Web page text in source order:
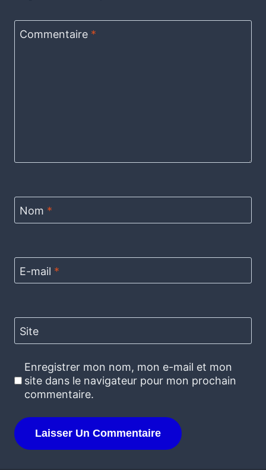
Commentaire *
Nom *
E-mail *
Site
Enregistrer mon nom, mon e-mail et mon
site dans le navigateur pour mon prochain
commentaire.